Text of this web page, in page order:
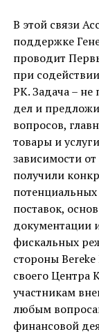
В этой связи
поддержке
проводит
при
РК. Задача – не
дел и
вопросов,
товары и
зависимости
получили
поставок,
документации
фискальных
стороны
своего Центра
участникам
любым
финансовой